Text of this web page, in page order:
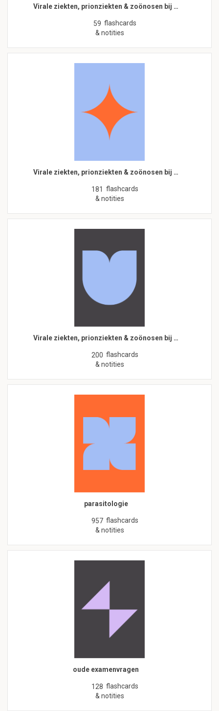
Virale ziekten, prionziekten & zoönosen bij …
59 flashcards
& notities
Virale ziekten, prionziekten & zoönosen bij …
181 flashcards
& notities
Virale ziekten, prionziekten & zoönosen bij …
200 flashcards
& notities
parasitologie
957 flashcards
& notities
oude examenvragen
128 flashcards
& notities